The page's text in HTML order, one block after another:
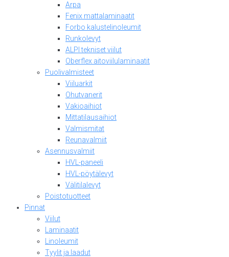
Arpa
Fenix mattalaminaatit
Forbo kalustelinoleumit
Runkolevyt
ALPI tekniset viilut
Oberflex aitoviilulaminaatit
Puolivalmisteet
Viiluarkit
Ohutvanerit
Vakioaihiot
Mittatilausaihiot
Valmismitat
Reunavalmiit
Asennusvalmiit
HVL-paneeli
HVL-pöytälevyt
Välitilalevyt
Poistotuotteet
Pinnat
Viilut
Laminaatit
Linoleumit
Tyylit ja laadut